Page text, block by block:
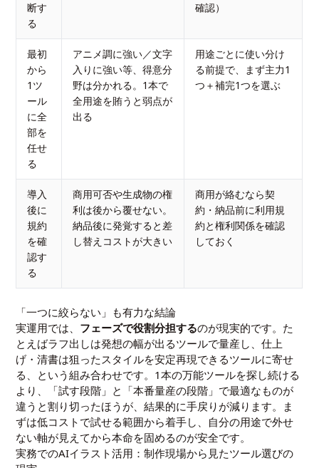
断す
る
確認）
最初
から
1ツ
ール
に全
部を
任せ
る
アニメ調に強い／文字
入りに強い等、得意分
野は分かれる。1本で
全用途を賄うと弱点が
出る
用途ごとに使い分け
る前提で、まず主力1
つ＋補完1つを選ぶ
導入
後に
規約
を確
認す
る
商用可否や生成物の権
利は後から覆せない。
納品後に発覚すると差
し替えコストが大きい
商用が絡むなら契
約・納品前に利用規
約と権利関係を確認
しておく
「一つに絞らない」も有力な結論
実運用では、 フェーズで役割分担するのが現実的です。た
とえばラフ出しは発想の幅が出るツールで量産し、仕上
げ・清書は狙ったスタイルを安定再現できるツールに寄せ
る、という組み合わせです。1本の万能ツールを探し続ける
より、「試す段階」と「本番量産の段階」で最適なものが
違うと割り切ったほうが、結果的に手戻りが減ります。ま
ずは低コストで試せる範囲から着手し、自分の用途で外せ
ない軸が見えてから本命を固めるのが安全です。
実務でのAIイラスト活用：制作現場から見たツール選びの